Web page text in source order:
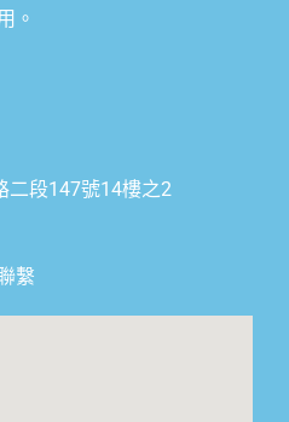
。
二段147號14樓之2
繫